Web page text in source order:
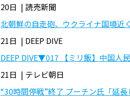
20日 | 読売新聞
北朝鮮の自走砲、ウクライナ国境
21日 | DEEP DIVE
DEEP DIVE▼017 【ミリ飯】中国人
21日 | テレビ朝日
“30時間停戦”終了 プーチン氏「延